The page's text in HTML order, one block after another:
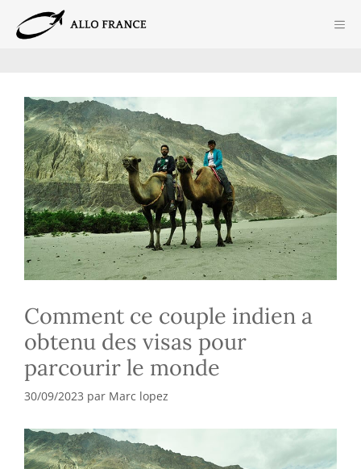
contenu
Comment ce couple indien a
obtenu des visas pour
parcourir le monde
30/09/2023 par Marc lopez